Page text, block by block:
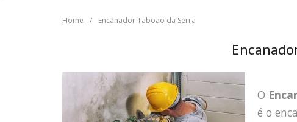
Home / Encanador Taboão da Serra
O
é o